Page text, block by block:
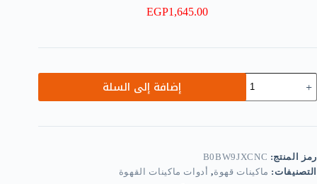
EGP1,645.00
Reusable
Coffee
Coffee
Spoon
Brush,Stainless
إضافة إلى السلة
رمز المنتج: B0BW9JXCNC
التصنيفات: ماكينات قهوة, أدوات ماكينات القهوة